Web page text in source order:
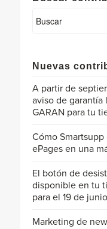
Nuevas
A partir de
aviso de
GARAN para tu
Cómo
ePages en una
El botón de
disponible en tu
para el 19 de
Marketing de